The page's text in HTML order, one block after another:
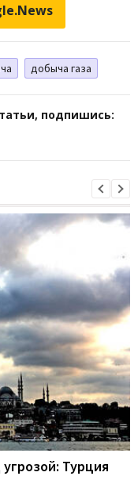
добыча газа
подпишись:
Турция